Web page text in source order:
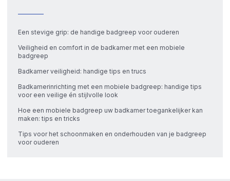
Een stevige grip: de handige badgreep voor ouderen
Veiligheid en comfort in de badkamer met een mobiele
badgreep
Badkamer veiligheid: handige tips en trucs
Badkamerinrichting met een mobiele badgreep: handige tips
voor een veilige én stijlvolle look
Hoe een mobiele badgreep uw badkamer toegankelijker kan
maken: tips en tricks
Tips voor het schoonmaken en onderhouden van je badgreep
voor ouderen